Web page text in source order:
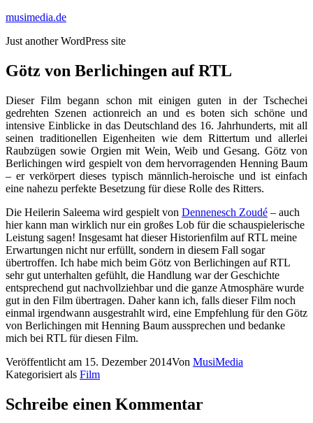
Zum
springen
musimedia.de
Just another WordPress site
Götz von Berlichingen auf RTL
Dieser Film begann schon mit einigen guten in der Tschechei
gedrehten Szenen actionreich an und es boten sich schöne und
intensive Einblicke in das Deutschland des 16. Jahrhunderts, mit all
seinen traditionellen Eigenheiten wie dem Rittertum und allerlei
Raubzügen sowie Orgien mit Wein, Weib und Gesang. Götz von
Berlichingen wird gespielt von dem hervorragenden Henning Baum
– er verkörpert dieses typisch männlich-heroische und ist einfach
eine nahezu perfekte Besetzung für diese Rolle des Ritters.
Die Heilerin Saleema wird gespielt von Dennenesch Zoudé – auch
hier kann man wirklich nur ein großes Lob für die schauspielerische
Leistung sagen! Insgesamt hat dieser Historienfilm auf RTL meine
Erwartungen nicht nur erfüllt, sondern in diesem Fall sogar
übertroffen. Ich habe mich beim Götz von Berlichingen auf RTL
sehr gut unterhalten gefühlt, die Handlung war der Geschichte
entsprechend gut nachvollziehbar und die ganze Atmosphäre wurde
gut in den Film übertragen. Daher kann ich, falls dieser Film noch
einmal irgendwann ausgestrahlt wird, eine Empfehlung für den Götz
von Berlichingen mit Henning Baum aussprechen und bedanke
mich bei RTL für diesen Film.
Veröffentlicht am 15. Dezember 2014Von MusiMedia
Kategorisiert als Film
Schreibe einen Kommentar